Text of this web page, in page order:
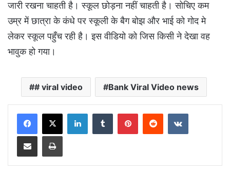
जारी रखना चाहती है। स्कूल छोड़ना नहीं चाहती है। सोचिए कम
उम्र में छात्रा के कंधे पर स्कूली के बैग बोझ और भाई को गोद मे
लेकर स्कूल पहुँच रही है। इस वीडियो को जिस किसी ने देखा वह
भावुक हो गया।
# viral video Bank Viral Video news